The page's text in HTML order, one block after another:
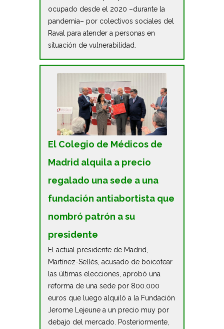
ocupado desde el 2020 –durante la
pandemia– por colectivos sociales del
Raval para atender a personas en
situación de vulnerabilidad.
El Colegio de Médicos de
Madrid alquila a precio
regalado una sede a una
fundación antiabortista que
nombró patrón a su
presidente
El actual presidente de Madrid,
Martínez-Sellés, acusado de boicotear
las últimas elecciones, aprobó una
reforma de una sede por 800.000
euros que luego alquiló a la Fundación
Jerome Lejeune a un precio muy por
debajo del mercado. Posteriormente,